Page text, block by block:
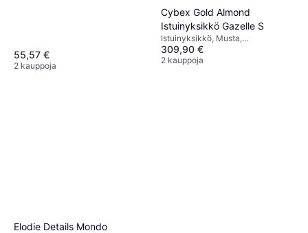
55,57 €
2 kauppoja
Cybex Gold Almond
Istuinyksikkö Gazelle S
Istuinyksikkö, Musta,
Pesunkestävä Kangas, Aukot 5-
Pistevaljaille
309,90 €
2 kauppoja
Elodie Details Mondo